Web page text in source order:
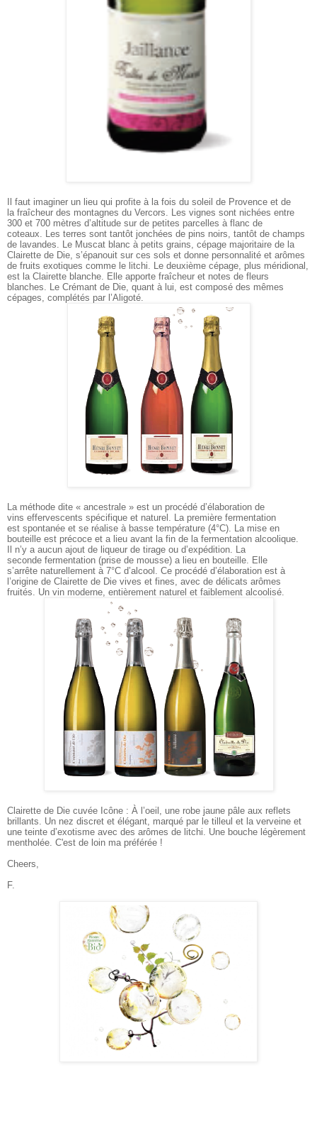
Il faut imaginer un lieu qui profite à la fois du soleil de Provence et de
la fraîcheur des montagnes du Vercors. Les vignes sont nichées entre
300 et 700 mètres d’altitude sur de petites parcelles à flanc de
coteaux. Les terres sont tantôt jonchées de pins noirs, tantôt de champs
de lavandes. Le Muscat blanc à petits grains, cépage majoritaire de la
Clairette de Die, s’épanouit sur ces sols et donne personnalité et arômes
de fruits exotiques comme le litchi. Le deuxième cépage, plus méridional,
est la Clairette blanche. Elle apporte fraîcheur et notes de fleurs
blanches. Le Crémant de Die, quant à lui, est composé des mêmes
cépages, complétés par l’Aligoté.
La méthode dite « ancestrale » est un procédé d’élaboration de
vins effervescents spécifique et naturel. La première fermentation
est spontanée et se réalise à basse température (4°C). La mise en
bouteille est précoce et a lieu avant la fin de la fermentation alcoolique.
Il n’y a aucun ajout de liqueur de tirage ou d’expédition. La
seconde fermentation (prise de mousse) a lieu en bouteille. Elle
s’arrête naturellement à 7°C d’alcool. Ce procédé d’élaboration est à
l’origine de Clairette de Die vives et fines, avec de délicats arômes
fruités. Un vin moderne, entièrement naturel et faiblement alcoolisé.
Clairette de Die cuvée Icône : À l’oeil, une robe jaune pâle aux reflets
brillants. Un nez discret et élégant, marqué par le tilleul et la verveine et
une teinte d’exotisme avec des arômes de litchi. Une bouche légèrement
mentholée. C'est de loin ma préférée !
Cheers,
F.